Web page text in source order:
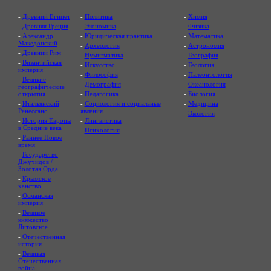
- Древний Египет
- Древняя Греция
- Александр
Македонский
- Древний Рим
- Византийская
империя
- Великие
географические
открытия
- Итальянский
Ренессанс
- История Европы
в Средние века
- Раннее Новое
время
- Государство
Джучидов /
Золотая Орда
- Крымское
ханство
- Османская
империя
- Великое
княжество
Литовское
- Отечественная
история
- Великая
Отечественная
война
- Политика
- Экономика
- Юридическая практика
- Археология
- Нумизматика
- Искусство
- Философия
- Демография
- Педагогика
- Социология и социальные
явления
- Лингвистика
- Психология
- Химия
- Физика
- Математика
- Астрономия
- География
- Геология
- Палеонтология
- Океанология
- Биология
- Медицина
- Экология